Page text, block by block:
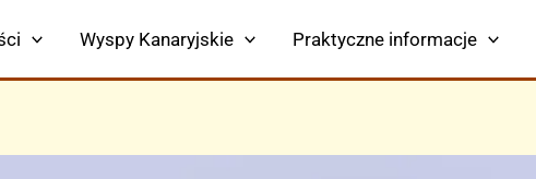
Wyspy Kanaryjskie Praktyczne informacje